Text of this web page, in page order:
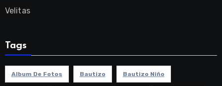
Velitas
Tags
Album De Fotos Bautizo Bautizo Niño